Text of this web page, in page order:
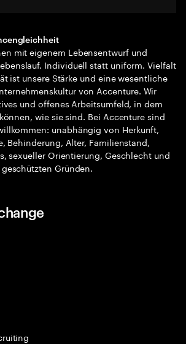
mit eigenem Lebensentwurf und
Individuell statt uniform. Vielfalt
ist unsere Stärke und eine wesentliche
von Accenture. Wir
und offenes Arbeitsumfeld, in dem
wie sie sind. Bei Accenture sind
unabhängig von Herkunft,
Behinderung, Alter, Familienstand,
sexueller Orientierung, Geschlecht und
Gründen.